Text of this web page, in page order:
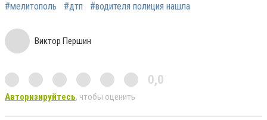
#мелитополь #дтп #водителя полиция нашла
Виктор Першин
0,0
Авторизируйтесь, чтобы оценить